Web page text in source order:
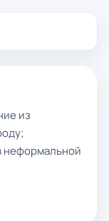
из
неформальной